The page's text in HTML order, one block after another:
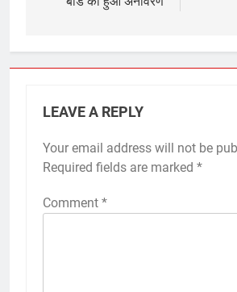
LEAVE A REPLY
Your email address will not be
Required fields are marked *
Comment *